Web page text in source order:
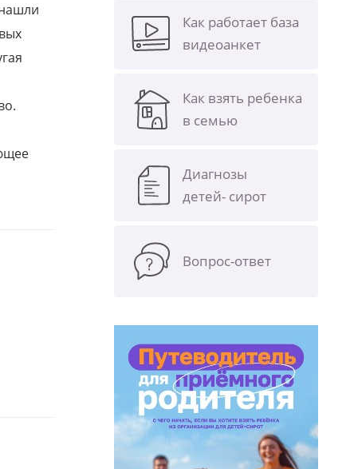
Как работает база
видеоанкет
Как взять ребенка
в семью
Диагнозы
детей- сирот
Вопрос-ответ